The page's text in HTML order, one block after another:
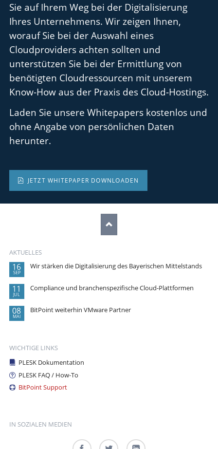
Sie auf Ihrem Weg bei der Digitalisierung
Ihres Unternehmens. Wir zeigen Ihnen,
worauf Sie bei der Auswahl eines
Cloudproviders achten sollten und
unterstützen Sie bei der Ermittlung von
benötigten Cloudressourcen mit unserem
Know-How aus der Praxis des Cloud-Hostings.
Laden Sie unsere Whitepapers kostenlos und
ohne Angabe von persönlichen Daten
herunter.
JETZT WHITEPAPER DOWNLOADEN
AKTUELLES
16
SEP
Wir stärken die Digitalisierung des Bayerischen Mittelstands
11
JUL
Compliance und branchenspezifische Cloud-Plattformen
08
MAI
BitPoint weiterhin VMware Partner
WICHTIGE LINKS
PLESK Dokumentation
PLESK FAQ / How-To
BitPoint Support
IN SOZIALEN MEDIEN